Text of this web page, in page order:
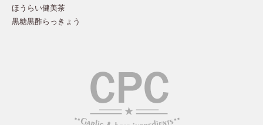
ほうらい健美茶
黒糖黒酢らっきょう